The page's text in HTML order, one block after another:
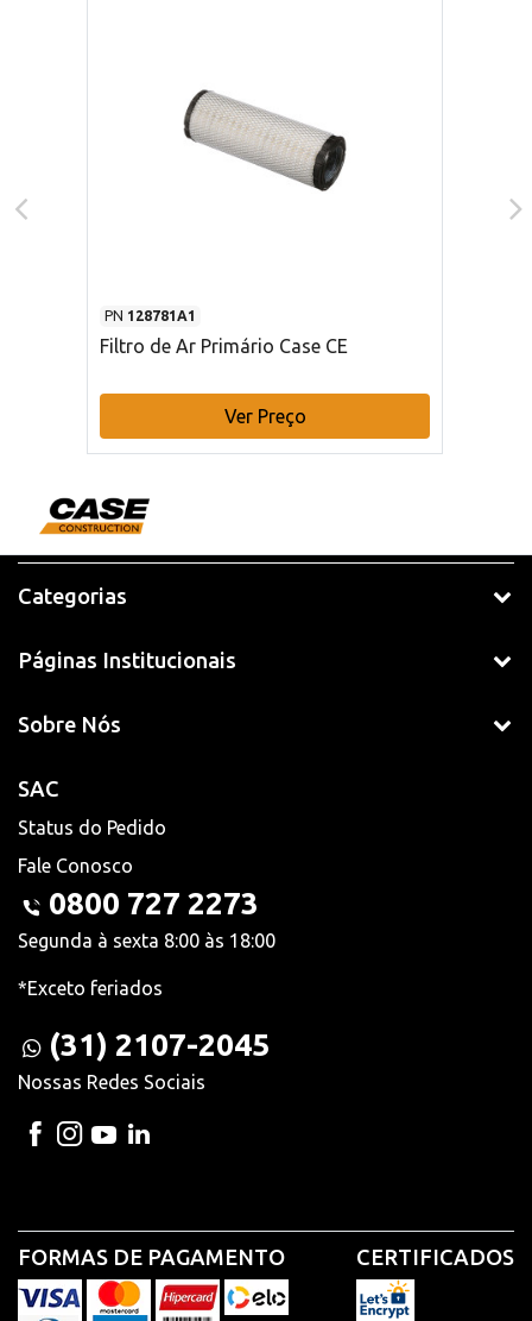
PN 128781A1
Filtro de Ar Primário Case CE
Ver Preço
Categorias
Páginas Institucionais
Sobre Nós
SAC
Status do Pedido
Fale Conosco
0800 727 2273
Segunda à sexta 8:00 às 18:00
*Exceto feriados
(31) 2107-2045
Nossas Redes Sociais
FORMAS DE PAGAMENTO CERTIFICADOS